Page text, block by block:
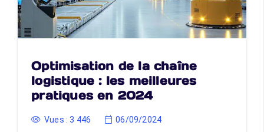
Optimisation de la chaîne
logistique : les meilleures
pratiques en 2024
Vues :3 446 06/09/2024